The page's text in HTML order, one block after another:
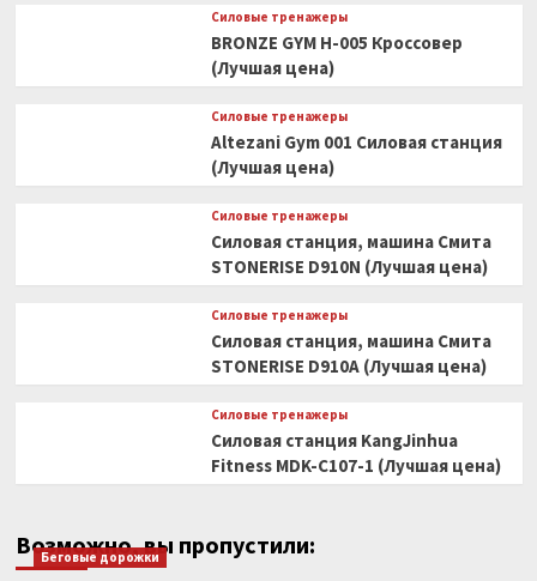
Силовые тренажеры
BRONZE GYM H-005 Кроссовер
(Лучшая цена)
Силовые тренажеры
Altezani Gym 001 Силовая станция
(Лучшая цена)
Силовые тренажеры
Силовая станция, машина Смита
STONERISE D910N (Лучшая цена)
Силовые тренажеры
Силовая станция, машина Смита
STONERISE D910A (Лучшая цена)
Силовые тренажеры
Силовая станция KangJinhua
Fitness MDK-C107-1 (Лучшая цена)
Возможно, вы пропустили:
Беговые дорожки